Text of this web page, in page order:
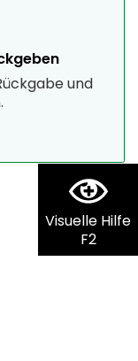
Visuelle Hilfe
F2
und